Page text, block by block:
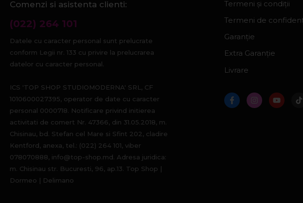
Comenzi si asistenta clienti:
(022) 264 101
Datele cu caracter personal sunt prelucrate
conform Legii nr. 133 cu privire la prelucrarea
datelor cu caracter personal.
ICS 'TOP SHOP STUDIOMODERNA' SRL, CF
1010600027395, operator de date cu caracter
personal 0000718. Notificare privind initierea
activitati de comert Nr. 47366, din 31.05.2018, m.
Chisinau, bd. Stefan cel Mare si Sfint 202, cladire
Kentford, anexa, tel.: (022) 264 101, viber
078070888, info@top-shop.md. Adresa juridica:
m. Chisinau str. Bucuresti, 96, ap.13. Top Shop |
Dormeo | Delimano
Termeni și condiții
Termeni de
Garanție
Extra Garanție
Livrare